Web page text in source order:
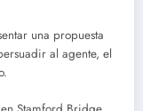
una propuesta
al agente, el